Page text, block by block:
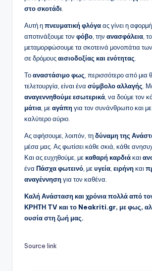
στο σκοτάδι
Αυτή ηπνευματική φλόγαας γίνει η
αποτινάξουμε τον φόβο , την ανασφάλεια , το
μεταμορφώσουμε τα σκοτεινά μονοπάτια
σε δρόμουςαισιοδοξίας και ενότητας
Τοαναστάσιμο φως , περισσότερο από μια
τελετουργία, είναι ένα σύμβολο αλλαγής .
αναγεννηθούμε εσωτερικά , να δούμε τον
μάτια , μεαγάπηγια τον συνάνθρωπο και με
καλύτερο αύριο.
Ας αφήσουμε, λοιπόν, τηδύναμη της
μέσα μας. Ας φωτίσει κάθε σκιά, κάθε
Και ας ευχηθούμε, μεκαθαρή καρδιάκαι
ένα Πάσχα φωτεινό , μευγεία ειρήνηκαι
αναγέννησηγια τον καθένα.
Καλή Ανάσταση και χρόνια πολλά από
ΚΡΗΤΗ TV και το Neakriti.gr, με φως,
ουσία στη ζωή μας.
Source link